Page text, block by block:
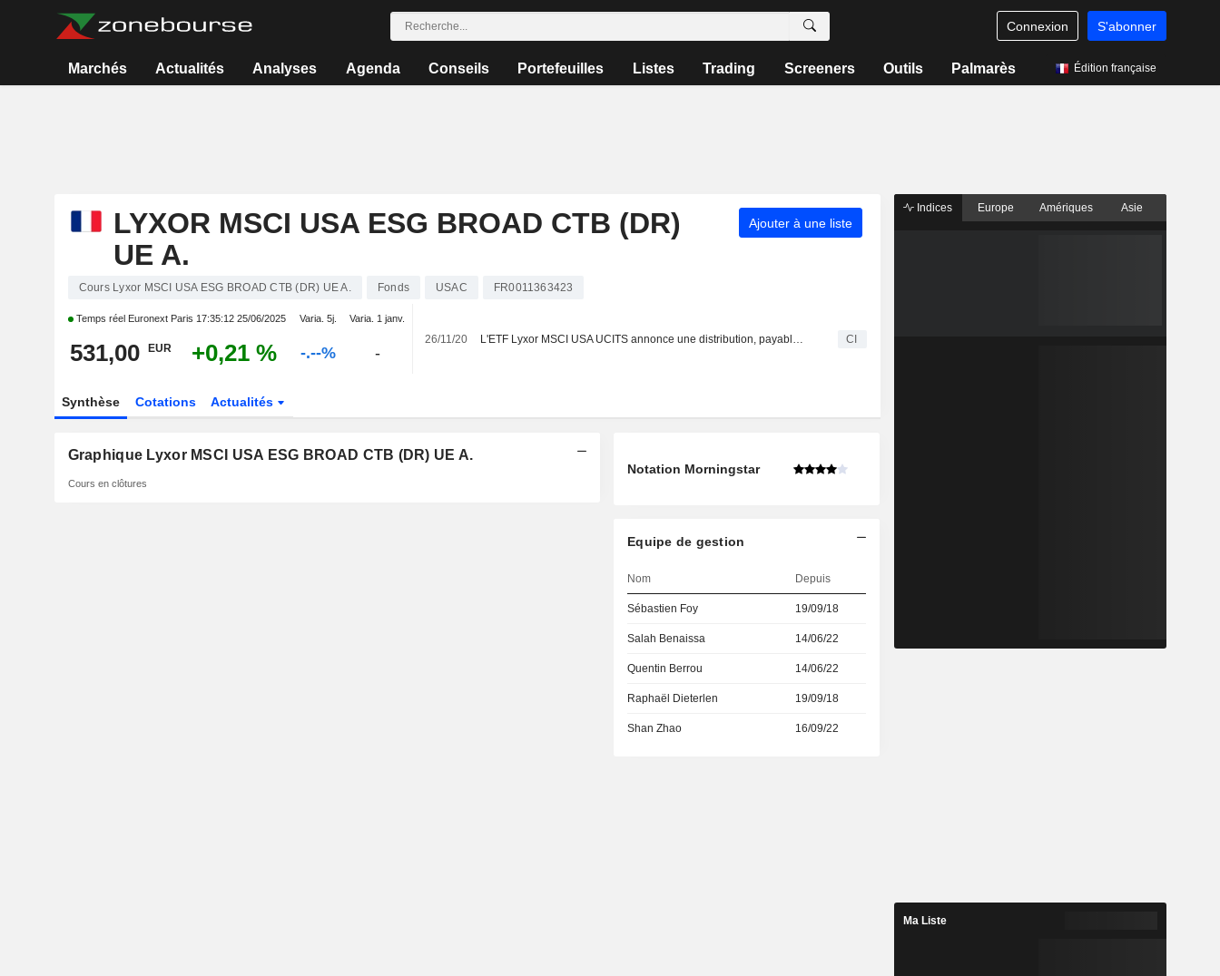
Connexion S'abonner
Marchés Actualités Analyses Agenda Conseils Portefeuilles Listes Trading Screeners Outils Palmarès Édition française
LYXOR MSCI USA ESG BROAD CTB (DR)
UE A.
Ajouter à une liste
Cours Lyxor MSCI USA ESG BROAD CTB (DR) UE A. Fonds USAC FR0011363423
Temps réel Euronext Paris 17:35:12 25/06/2025 Varia. 5j. Varia. 1 janv.
531,00 EUR +0,21 % -.--% -
26/11/20 CI
Synthèse Cotations Actualités
Graphique Lyxor MSCI USA ESG BROAD CTB (DR) UE A.
Cours en clôtures
Notation Morningstar
Equipe de gestion
Nom Depuis
Sébastien Foy 19/09/18
Salah Benaissa 14/06/22
Quentin Berrou 14/06/22
Raphaël Dieterlen 19/09/18
Shan Zhao 16/09/22
Indices Europe Amériques Asie
Ma Liste